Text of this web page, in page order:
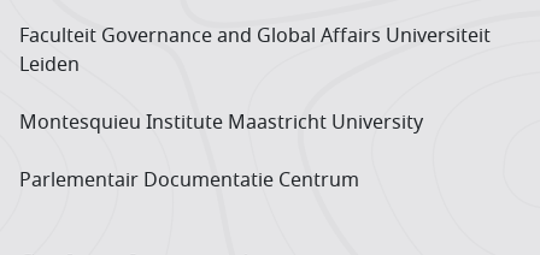
Faculteit Governance and Global Affairs Universiteit
Leiden
Montesquieu Institute Maastricht University
Parlementair Documentatie Centrum